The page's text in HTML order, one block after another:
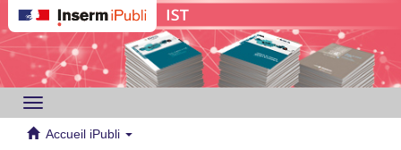
Toggle
navigation
Accueil iPubli